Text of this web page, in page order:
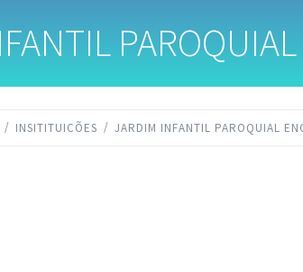
INSITITUICÕES JARDIM INFANTIL PAROQUIAL